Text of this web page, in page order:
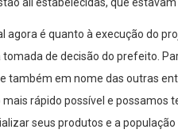
é quanto à execução do
de decisão do prefeito.
também em nome das outras
rápido possível e possamos
seus produtos e a